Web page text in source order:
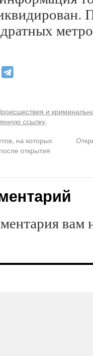
и
ссылку.
на которых
открытия
вам